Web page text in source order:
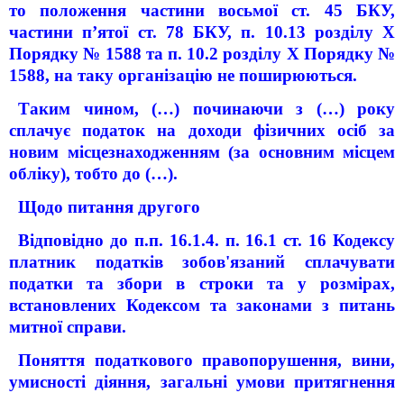
то положення частини восьмої ст. 45 БКУ,
частини п’ятої ст. 78 БКУ, п. 10.13 розділу X
Порядку № 1588 та п. 10.2 розділу Х Порядку №
1588, на таку організацію не поширюються.
Таким чином, (…) починаючи з (…) року
сплачує податок на доходи фізичних осіб за
новим місцезнаходженням (за основним місцем
обліку), тобто до (…).
Щодо питання другого
Відповідно до п.п. 16.1.4. п. 16.1 ст. 16 Кодексу
платник податків зобов'язаний сплачувати
податки та збори в строки та у розмірах,
встановлених Кодексом та законами з питань
митної справи.
Поняття податкового правопорушення, вини,
умисності діяння, загальні умови притягнення